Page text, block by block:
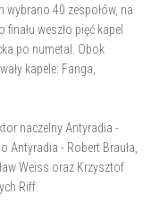
wybrano 40 zespołów, na
weszło pięć kapel
po numetal. Obok
kapele: Fanga,
naczelny Antyradia -
Antyradia - Robert Brauła,
Weiss oraz Krzysztof
Riff.